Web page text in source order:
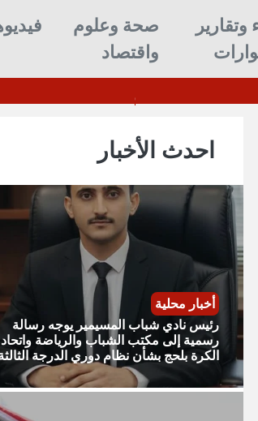
وتقارير
صحة وعلوم
واقتصاد
احدث الأخبار
أخبار محلية
رئيس نادي شباب المسيمير يوجه رسالة
رسمية إلى مكتب الشباب والرياضة واتحاد
الكرة بلحج بشأن نظام دوري الدرجة